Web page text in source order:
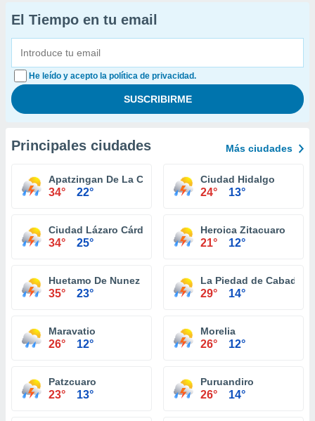
El Tiempo en tu email
He leído y acepto la política de privacidad.
Principales ciudades Más ciudades
Apatzingan De La Constitucion
34° 22°
Ciudad Hidalgo
24° 13°
Ciudad Lázaro Cárdenas
34° 25°
Heroica Zitacuaro
21° 12°
Huetamo De Nunez
35° 23°
La Piedad de Cabadas
29° 14°
Maravatio
26° 12°
Morelia
26° 12°
Patzcuaro
23° 13°
Puruandiro
26° 14°